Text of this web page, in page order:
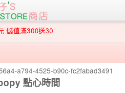
儲值滿300送30
a794-4525-b90c-fc2fabad3491
點心時間